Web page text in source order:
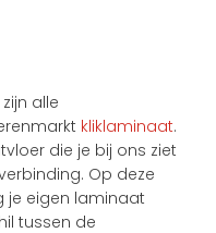
alle
kliklaminaat.
die je bij ons ziet
Op deze
je eigen laminaat
tussen de